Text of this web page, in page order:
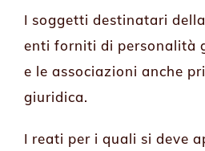
I soggetti destinatari
enti forniti di personalità
e le associazioni anche
giuridica.
I reati per i quali si deve